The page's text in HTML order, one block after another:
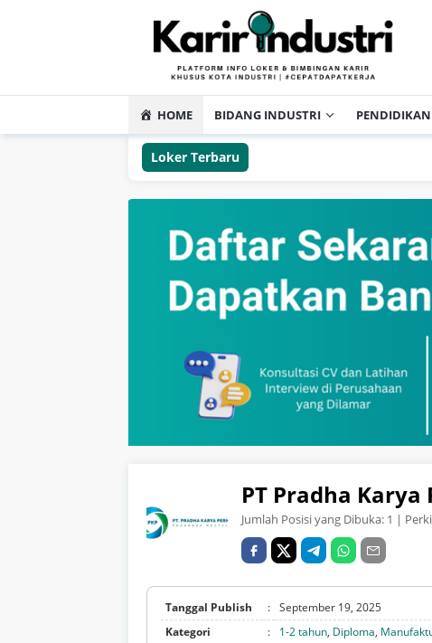
HOME BIDANG INDUSTRI PENDIDIKAN
Loker Terbaru
PT Pradha Karya
Jumlah Posisi yang Dibuka: 1 |
Tanggal Publish : September 19, 2025
Kategori
: 1-2 tahun, Diploma,